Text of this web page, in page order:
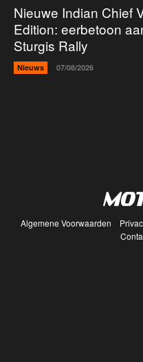
Nieuwe Indian Chief
Edition: eerbetoon
Sturgis Rally
Nieuws 07/08/2026
Algemene Voorwaarden